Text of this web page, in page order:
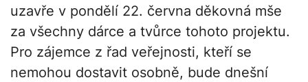
uzavře v pondělí 22. června děkovná mše
za všechny dárce a tvůrce tohoto projektu.
Pro zájemce z řad veřejnosti, kteří se
nemohou dostavit osobně, bude dnešní